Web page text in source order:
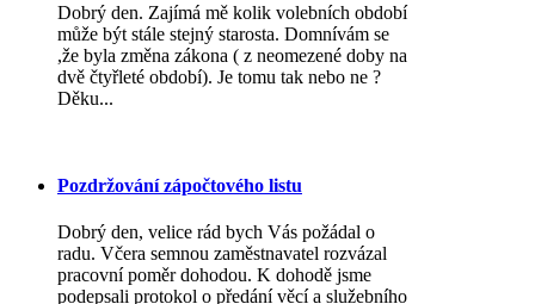
Dobrý den. Zajímá mě kolik volebních období
může být stále stejný starosta. Domnívám se
,že byla změna zákona ( z neomezené doby na
dvě čtyřleté období). Je tomu tak nebo ne ?
Děku...
Pozdržování zápočtového listu
Dobrý den, velice rád bych Vás požádal o
radu. Včera semnou zaměstnavatel rozvázal
pracovní poměr dohodou. K dohodě jsme
podepsali protokol o předání věcí a služebního